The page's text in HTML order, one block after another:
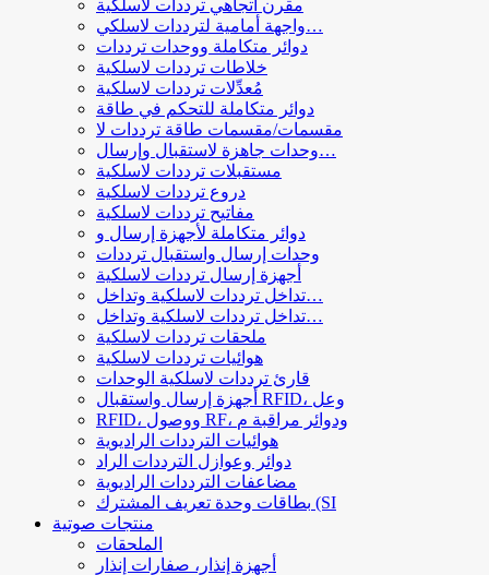
مقرن اتجاهي ترددات لاسلكية
واجهة أمامية لترددات لاسلكي…
دوائر متكاملة ووحدات ترددات
خلاطات ترددات لاسلكية
مُعدِّلات ترددات لاسلكية
دوائر متكاملة للتحكم في طاقة
مقسمات/مقسمات طاقة ترددات لا
وحدات جاهزة لاستقبال وإرسال…
مستقبلات ترددات لاسلكية
دروع ترددات لاسلكية
مفاتيح ترددات لاسلكية
دوائر متكاملة لأجهزة إرسال و
وحدات إرسال واستقبال ترددات
أجهزة إرسال ترددات لاسلكية
تداخل ترددات لاسلكية وتداخل…
تداخل ترددات لاسلكية وتداخل…
ملحقات ترددات لاسلكية
هوائيات ترددات لاسلكية
قارئ ترددات لاسلكية الوحدات
أجهزة إرسال واستقبال RFID، وعل
RFID، ووصول RF، ودوائر مراقبة م
هوائيات الترددات الراديوية
دوائر وعوازل الترددات الراد
مضاعفات الترددات الراديوية
بطاقات وحدة تعريف المشترك (SI
منتجات صوتية
الملحقات
أجهزة إنذار، صفارات إنذار